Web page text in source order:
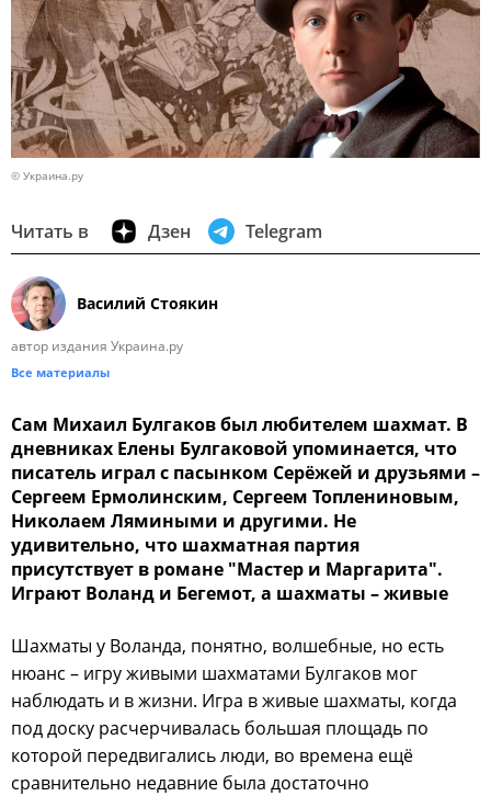
© Украина.ру
Читать в Дзен Telegram
Василий Стоякин
автор издания Украина.ру
Все материалы
Сам Михаил Булгаков был любителем шахмат. В
дневниках Елены Булгаковой упоминается, что
писатель играл с пасынком Серёжей и друзьями –
Сергеем Ермолинским, Сергеем Топлениновым,
Николаем Лямиными и другими. Не
удивительно, что шахматная партия
присутствует в романе "Мастер и Маргарита".
Играют Воланд и Бегемот, а шахматы – живые
Шахматы у Воланда, понятно, волшебные, но есть
нюанс – игру живыми шахматами Булгаков мог
наблюдать и в жизни. Игра в живые шахматы, когда
под доску расчерчивалась большая площадь по
которой передвигались люди, во времена ещё
сравнительно недавние была достаточно